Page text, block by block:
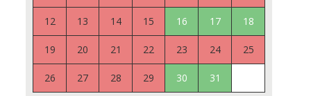
12 13 14 15 16 17 18
19 20 21 22 23 24 25
26 27 28 29 30 31